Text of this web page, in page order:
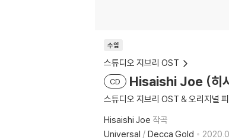
수입
스튜디오 지브리 OST
CD Hisaishi Joe (히
스튜디오 지브리 OST & 오리지널
Hisaishi Joe 작곡
Universal / Decca Gold